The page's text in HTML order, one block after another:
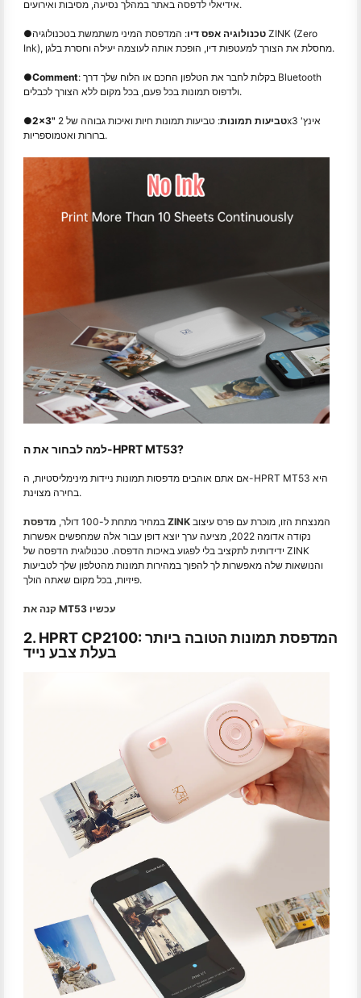
אידיאלי לדפסה באתר במהלך נסיעה, מסיבות ואירועים.
● טכנולוגיה אפס דיו: המדפסת המיני משתמשת בטכנולוגיה ZINK (Zero
Ink), מחסלת את הצורך למעטפות דיו, הופכת אותה לעוצמה יעילה וחסרת בלגן.
●Comment: בקלות לחבר את הטלפון החכם או הלוח שלך דרך Bluetooth
ולדפוס תמונות בכל פעם, בכל מקום ללא הצורך לכבלים.
● 2x3" טביעות תמונות
: טביעות תמונות חיות ואיכות גבוהה של 2x3 אינץ'
ברורות ואטמוספריות.
למה לבחור את ה-HPRT MT53?
אם אתם אוהבים מדפסות תמונות ניידות מינימליסטיות, ה-HPRT MT53 היא
בחירה מצוינת.
במחיר מתחת ל-100 דולר, מדפסת ZINK
נקודה אדומה 2022, מציעה ערך יוצא דופן עבור אלה שמחפשים אפשרות
ידידותית לתקציב בלי לפגוע באיכות הדפסה. טכנולוגית הדפסה של ZINK
והנושאות שלה מאפשרות לך להפוך במהירות תמונות מהטלפון שלך לטביעות
פיזיות, בכל מקום שאתה הולך.
קנה את MT53 עכשיו
2. HPRT CP2100: המדפסת תמונות הטובה ביותר
בעלת צבע נייד